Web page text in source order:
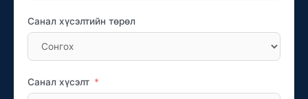
Санал хүсэлтийн төрөл
Санал хүсэлт